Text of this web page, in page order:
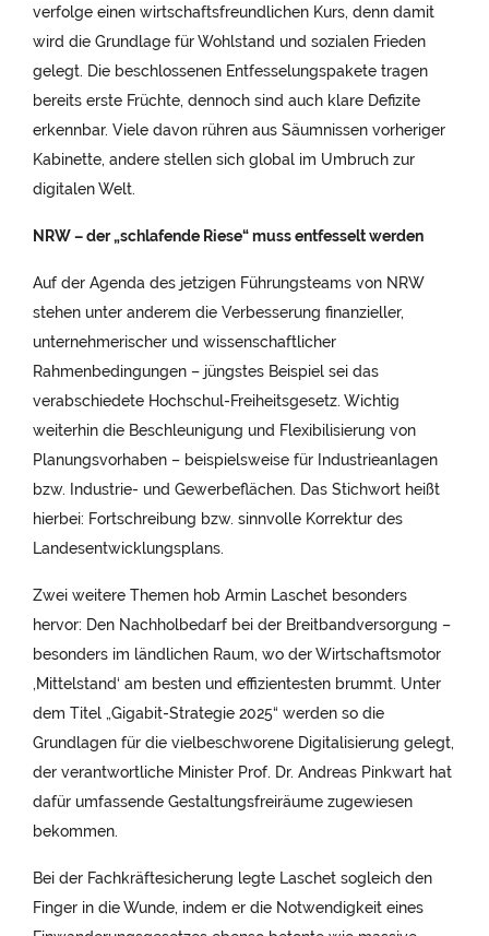
verfolge einen wirtschaftsfreundlichen Kurs, denn damit
wird die Grundlage für Wohlstand und sozialen Frieden
gelegt. Die beschlossenen Entfesselungspakete tragen
bereits erste Früchte, dennoch sind auch klare Defizite
erkennbar. Viele davon rühren aus Säumnissen vorheriger
Kabinette, andere stellen sich global im Umbruch zur
digitalen Welt.
NRW – der „schlafende Riese“ muss entfesselt werden
Auf der Agenda des jetzigen Führungsteams von NRW
stehen unter anderem die Verbesserung finanzieller,
unternehmerischer und wissenschaftlicher
Rahmenbedingungen – jüngstes Beispiel sei das
verabschiedete Hochschul-Freiheitsgesetz. Wichtig
weiterhin die Beschleunigung und Flexibilisierung von
Planungsvorhaben – beispielsweise für Industrieanlagen
bzw. Industrie- und Gewerbeflächen. Das Stichwort heißt
hierbei: Fortschreibung bzw. sinnvolle Korrektur des
Landesentwicklungsplans.
Zwei weitere Themen hob Armin Laschet besonders
hervor: Den Nachholbedarf bei der Breitbandversorgung –
besonders im ländlichen Raum, wo der Wirtschaftsmotor
‚Mittelstand‘ am besten und effizientesten brummt. Unter
dem Titel „Gigabit-Strategie 2025“ werden so die
Grundlagen für die vielbeschworene Digitalisierung gelegt,
der verantwortliche Minister Prof. Dr. Andreas Pinkwart hat
dafür umfassende Gestaltungsfreiräume zugewiesen
bekommen.
Bei der Fachkräftesicherung legte Laschet sogleich den
Finger in die Wunde, indem er die Notwendigkeit eines